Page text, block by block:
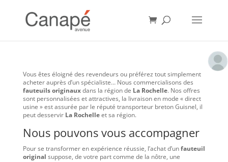
Vous êtes éloigné des revendeurs ou préférez tout simplement
acheter auprès d’un spécialiste… Nous commercialisons des
fauteuils originauxdans la région de La Rochelle. Nos offres
sont personnalisées et attractives, la livraison en mode « direct
usine » est assurée par le réputé transporteur breton Guisnel, il
peut desservir La Rochelleet sa région.
Nous pouvons vous accompagner
Pour se transformer en expérience réussie, l’achat d’unfauteuil
original suppose, de votre part comme de la nôtre, une